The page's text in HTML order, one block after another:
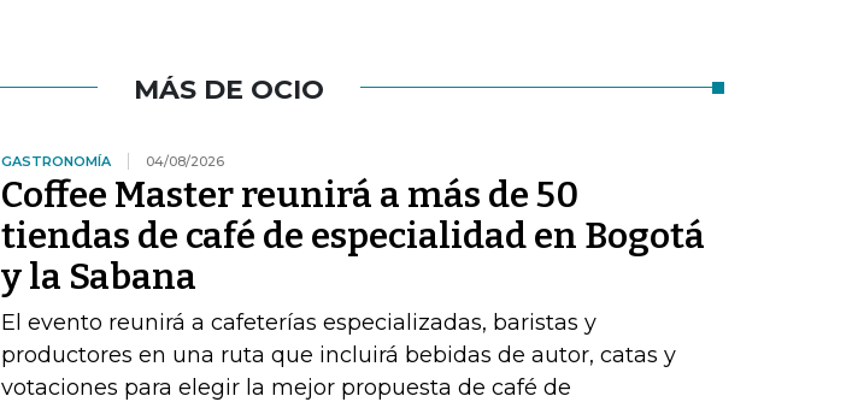
MÁS DE OCIO
GASTRONOMÍA 04/08/2026
Coffee Master reunirá a más de 50
tiendas de café de especialidad en Bogotá
y la Sabana
El evento reunirá a cafeterías especializadas, baristas y
productores en una ruta que incluirá bebidas de autor, catas y
votaciones para elegir la mejor propuesta de café de